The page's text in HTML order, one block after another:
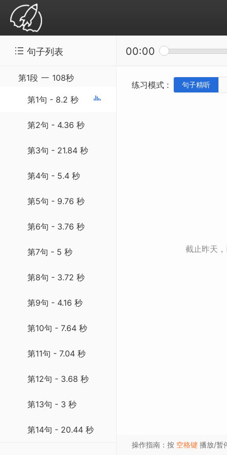
精听听写：SSS-20140609 Light
Inse...
句子列表 00:00
第1段 一 108秒
第1句 - 8.2 秒
第2句 - 4.36 秒
第3句 - 21.84 秒
第4句 - 5.4 秒
第5句 - 9.76 秒
第6句 - 3.76 秒
第7句 - 5 秒
第8句 - 3.72 秒
第9句 - 4.16 秒
第10句 - 7.64 秒
第11句 - 7.04 秒
第12句 - 3.68 秒
第13句 - 3 秒
第14句 - 20.44 秒
练习模式 : 句子精听
截止昨天
操作指南：按 空格键 播放/暂